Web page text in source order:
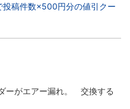
稿件数×500円分の値引クー
ーがエアー漏れ。 交換する